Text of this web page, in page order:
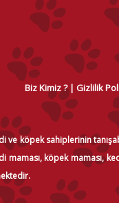
Biz Kimiz ? Gizlilik
ve köpek sahiplerinin
köpek maması,